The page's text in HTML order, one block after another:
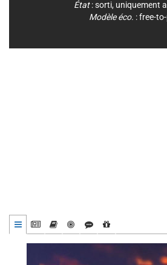
État: sorti, uniquement
Modèle éco. : free-